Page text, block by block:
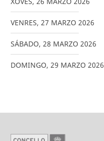
VENRES, 27 MARZO 2026
SÁBADO, 28 MARZO 2026
DOMINGO, 29 MARZO 2026